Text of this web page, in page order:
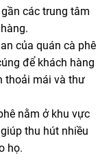
các trung tâm
của quán cà phê
để khách hàng
thoải mái và thư
nằm ở khu vực
thu hút nhiều
họ.